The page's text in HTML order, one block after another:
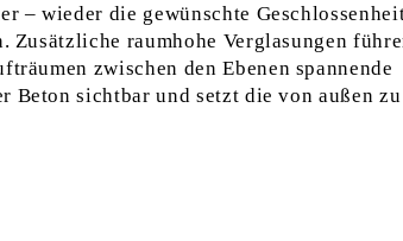
– wieder die gewünschte
raumhohe Verglasungen
zwischen den Ebenen spannende
Beton sichtbar und setzt die von außen zu